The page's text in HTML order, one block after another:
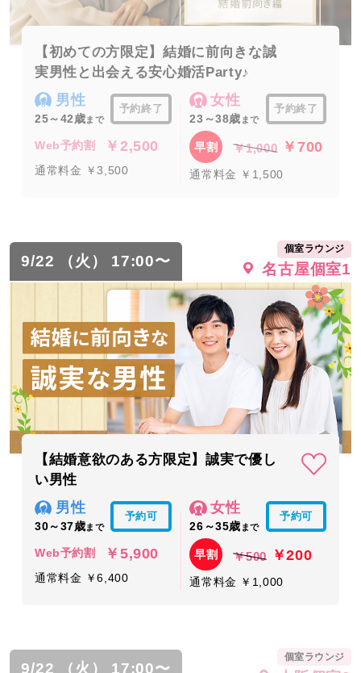
【初めての方限定】結婚に前向きな誠
実男性と出会える安心婚活Party♪
男性
25～42歳まで
予約終了
Web予約割 ￥2,500
通常料金 ￥3,500
女性
23～38歳 まで
予約終了
早割 ￥1,000 ￥700
通常料金 ￥1,500
9/22 （火） 17:00〜
個室ラウンジ
名古屋個室1
【結婚意欲のある方限定】誠実で優し
い男性
男性
30～37歳まで
予約可
Web予約割 ￥5,900
通常料金 ￥6,400
女性
26～35歳 まで
予約可
早割 ￥500 ￥200
通常料金 ￥1,000
9/22 （火） 17:00〜
個室ラウンジ